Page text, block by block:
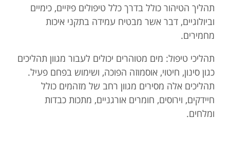
תהליך הטיהור כולל בדרך כלל טיפולים פיזיים, כימיים
וביולוגיים, דבר אשר מבטיח עמידה בתקני איכות
מחמירים.
תהליכי טיפול: מים מטוהרים יכולים לעבור מגוון תהליכים
כגון סינון, חיטוי, אוסמוזה הפוכה, ושימוש בפחם פעיל.
תהליכים אלה מסירים מגוון רחב של מזהמים כולל
חיידקים, וירוסים, חומרים אורגניים, מתכות כבדות
ומלחים.